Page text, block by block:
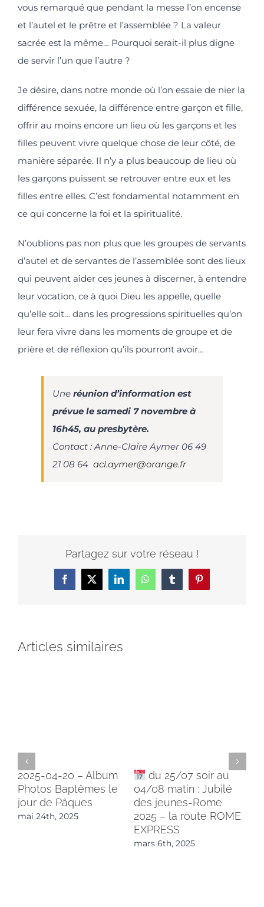
vous remarqué que pendant la messe l’on encense
et l’autel et le prêtre et l’assemblée ? La valeur
sacrée est la même… Pourquoi serait-il plus digne
de servir l’un que l’autre ?
Je désire, dans notre monde où l’on essaie de nier la
différence sexuée, la différence entre garçon et fille,
offrir au moins encore un lieu où les garçons et les
filles peuvent vivre quelque chose de leur côté, de
manière séparée. Il n’y a plus beaucoup de lieu où
les garçons puissent se retrouver entre eux et les
filles entre elles. C’est fondamental notamment en
ce qui concerne la foi et la spiritualité.
N’oublions pas non plus que les groupes de servants
d’autel et de servantes de l’assemblée sont des lieux
qui peuvent aider ces jeunes à discerner, à entendre
leur vocation, ce à quoi Dieu les appelle, quelle
qu’elle soit… dans les progressions spirituelles qu’on
leur fera vivre dans les moments de groupe et de
prière et de réflexion qu’ils pourront avoir…
Une réunion d’information est
prévue le samedi 7 novembre à
16h45, au presbytère.
Contact : Anne-Claire Aymer 06 49
21 08 64 acl.aymer@orange.fr
Partagez sur votre réseau !
Facebook
X LinkedInWhatsAppTumblrPinterest
Articles similaires
2025-04-20 – Album
Photos Baptêmes le
jour de Pâques
mai 24th, 2025
du 25/07 soir au
04/08 matin : Jubilé
des jeunes-Rome
2025 – la route ROME
EXPRESS
mars 6th, 2025